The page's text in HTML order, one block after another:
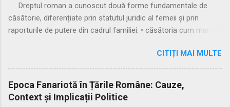
Dreptul roman a cunoscut două forme fundamentale de
căsătorie, diferențiate prin statutul juridic al femeii și prin
raporturile de putere din cadrul familiei: • căsătoria cum manus
și practicată a fost căsătoria cu manus, prin care femeia
trecea sub autoritatea soțului, devenind parte a familiei
acestuia. Spre sfârșitul Republicii, tot mai multe femei au
început să evite această subordonare, trăind în uniuni
nelegitime. Pentru a limita fenomenul, romanii au recunoscut și
CITIȚI MAI MULTE
Epoca Fanariotă în Țările Române: Cauze,
Context și Implicații Politice